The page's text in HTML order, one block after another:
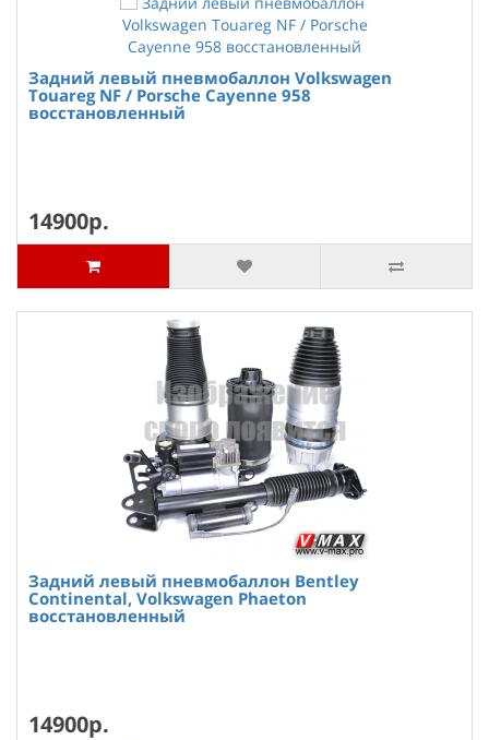
Задний левый пневмобаллон Volkswagen
Touareg NF / Porsche Cayenne 958
восстановленный
14900р.
Задний левый пневмобаллон Bentley
Continental, Volkswagen Phaeton
восстановленный
14900р.